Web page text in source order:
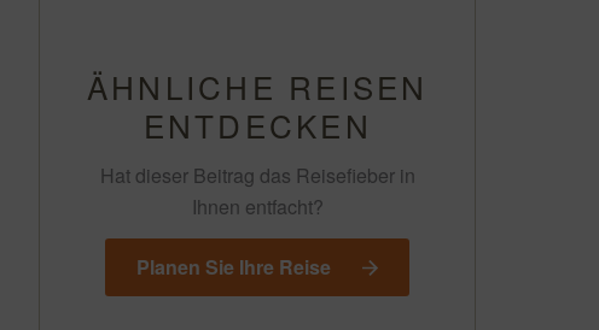
ÄHNLICHE REISEN
ENTDECKEN
Hat dieser Beitrag das Reisefieber in
Ihnen entfacht?
Planen Sie Ihre Reise